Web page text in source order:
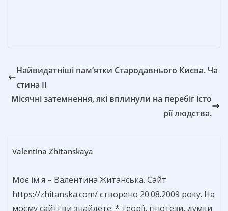
Найвидатніші пам’ятки Стародавнього Києва. Ча
стина II
Місячні затемнення, які вплинули на перебіг істо
рії людства.
Valentina Zhitanskaya
Моє ім'я – Валентина Житанська. Сайт
https://zhitanska.com/ створено 20.08.2009 року. На
моєму сайті ви знайдете: * теорії, гіпотези, думки